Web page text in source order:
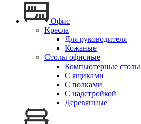
Офис
Кресла
Для руководителя
Кожаные
Столы офисные
Компьютерные столы
С ящиками
С полками
С надстройкой
Деревянные